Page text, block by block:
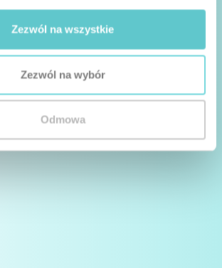
Zezwól na wszystkie
Zezwól na wybór
Odmowa